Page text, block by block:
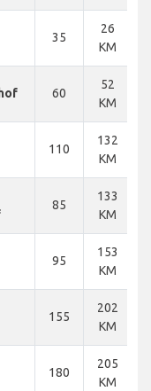
35
26
KM
60
52
KM
110
132
KM
85
133
KM
95
153
KM
155
202
KM
180
205
KM